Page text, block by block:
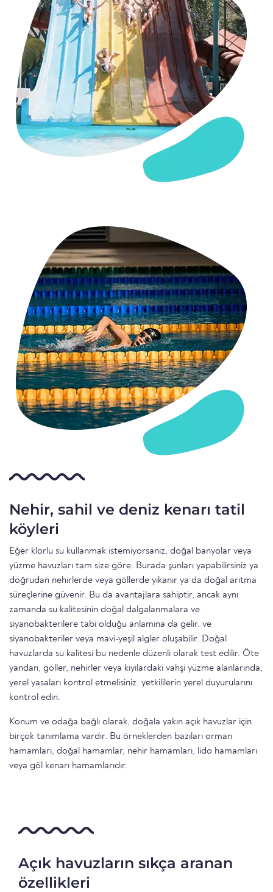
Nehir, sahil ve deniz kenarı tatil
köyleri
Eğer klorlu su kullanmak istemiyorsanız, doğal banyolar veya
yüzme havuzları tam size göre. Burada şunları yapabilirsiniz ya
doğrudan nehirlerde veya göllerde yıkanır ya da doğal arıtma
süreçlerine güvenir. Bu da avantajlara sahiptir, ancak aynı
zamanda su kalitesinin doğal dalgalanmalara ve
siyanobakterilere tabi olduğu anlamına da gelir. ve
siyanobakteriler veya mavi-yeşil algler oluşabilir. Doğal
havuzlarda su kalitesi bu nedenle düzenli olarak test edilir. Öte
yandan, göller, nehirler veya kıyılardaki vahşi yüzme alanlarında,
yerel yasaları kontrol etmelisiniz. yetkililerin yerel duyurularını
kontrol edin.
Konum ve odağa bağlı olarak, doğala yakın açık havuzlar için
birçok tanımlama vardır. Bu örneklerden bazıları orman
hamamları, doğal hamamlar, nehir hamamları, lido hamamları
veya göl kenarı hamamlarıdır.
Açık havuzların sıkça aranan
özellikleri